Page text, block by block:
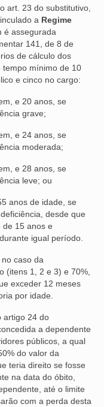
art. 23 do substitutivo,
a Regime
é assegurada
141, de 8 de
de cálculo dos
tempo mínimo de 10
e cinco no cargo:
e 20 anos, se
grave;
e 24 anos, se
moderada;
e 28 anos, se
leve; ou
anos de idade, se
desde que
15 anos e
igual período.
caso da
(itens 1, 2 e 3) e 70%,
exceder 12 meses
por idade.
artigo 24 do
a dependente
públicos, a qual
do valor da
teria direito se fosse
na data do óbito,
até o limite
com a perda desta